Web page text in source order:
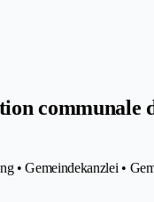
communale
• Gemeindekanzlei •